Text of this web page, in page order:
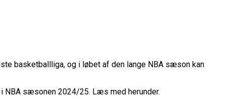
Overtidsdrama
Største Scene
basketballliga, og i løbet af den lange NBA sæson kan
NBA sæsonen 2024/25. Læs med herunder.